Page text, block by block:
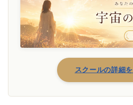
スクールの詳細